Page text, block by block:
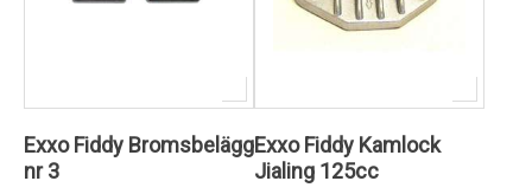
Exxo Fiddy Bromsbelägg
nr 3
Exxo Fiddy Kamlock
Jialing 125cc